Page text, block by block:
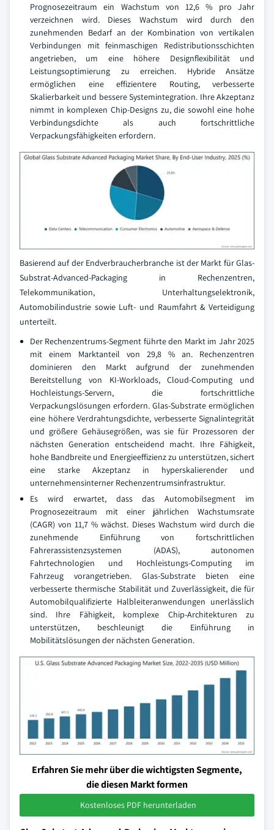
Prognosezeitraum ein Wachstum von 12,6 % pro Jahr
verzeichnen wird. Dieses Wachstum wird durch den
zunehmenden Bedarf an der Kombination von vertikalen
Verbindungen mit feinmaschigen Redistributionsschichten
angetrieben, um eine höhere Designflexibilität und
Leistungsoptimierung zu erreichen. Hybride Ansätze
ermöglichen eine effizientere Routing, verbesserte
Skalierbarkeit und bessere Systemintegration. Ihre Akzeptanz
nimmt in komplexen Chip-Designs zu, die sowohl eine hohe
Verbindungsdichte als auch fortschrittliche
Verpackungsfähigkeiten erfordern.
Basierend auf der Endverbraucherbranche ist der Markt für Glas-
Substrat-Advanced-Packaging in Rechenzentren,
Telekommunikation, Unterhaltungselektronik,
Automobilindustrie sowie Luft- und Raumfahrt & Verteidigung
unterteilt.
Der Rechenzentrums-Segment führte den Markt im Jahr 2025
mit einem Marktanteil von 29,8 % an. Rechenzentren
dominieren den Markt aufgrund der zunehmenden
Bereitstellung von KI-Workloads, Cloud-Computing und
Hochleistungs-Servern, die fortschrittliche
Verpackungslösungen erfordern. Glas-Substrate ermöglichen
eine höhere Verdrahtungsdichte, verbesserte Signalintegrität
und größere Gehäusegrößen, was sie für Prozessoren der
nächsten Generation entscheidend macht. Ihre Fähigkeit,
hohe Bandbreite und Energieeffizienz zu unterstützen, sichert
eine starke Akzeptanz in hyperskalierender und
unternehmensinterner Rechenzentrumsinfrastruktur.
Es wird erwartet, dass das Automobilsegment im
Prognosezeitraum mit einer jährlichen Wachstumsrate
(CAGR) von 11,7 % wächst. Dieses Wachstum wird durch die
zunehmende Einführung von fortschrittlichen
Fahrerassistenzsystemen (ADAS), autonomen
Fahrtechnologien und Hochleistungs-Computing im
Fahrzeug vorangetrieben. Glas-Substrate bieten eine
verbesserte thermische Stabilität und Zuverlässigkeit, die für
Automobilqualifizierte Halbleiteranwendungen unerlässlich
sind. Ihre Fähigkeit, komplexe Chip-Architekturen zu
unterstützen, beschleunigt die Einführung in
Mobilitätslösungen der nächsten Generation.
Erfahren Sie mehr über die wichtigsten Segmente,
die diesen Markt formen
Kostenloses PDF herunterladen